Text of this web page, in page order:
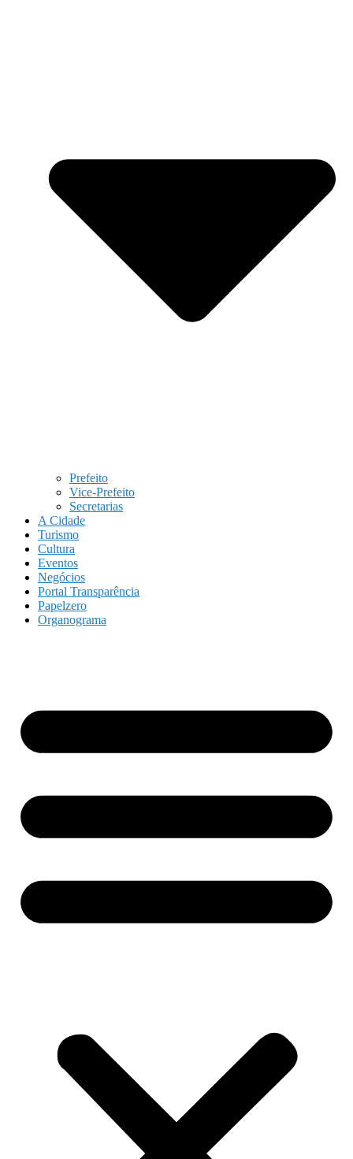
Prefeito
Vice-Prefeito
Secretarias
A Cidade
Turismo
Cultura
Eventos
Negócios
Portal Transparência
Papelzero
Organograma